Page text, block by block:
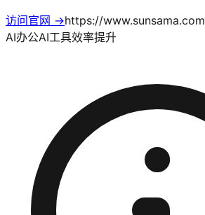
访问官网 →https://www.sunsama.com
AI办公AI工具效率提升